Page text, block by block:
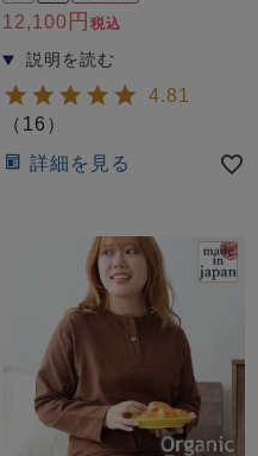
12,100 税込
4.81
（ 16 ）
詳細を見る